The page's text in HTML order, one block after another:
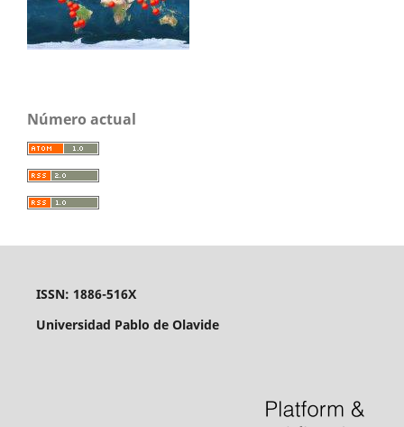
Número actual
ISSN: 1886-516X
Universidad Pablo de Olavide